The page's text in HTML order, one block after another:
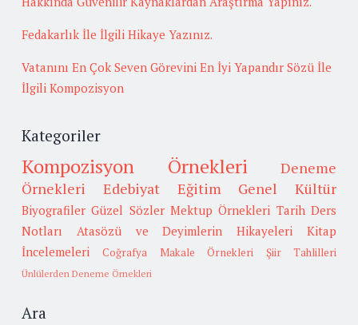
Fedakarlık İle İlgili Hikaye Yazınız.
Vatanını En Çok Seven Görevini En İyi Yapandır Sözü İle
İlgili Kompozisyon
Kategoriler
Kompozisyon Örnekleri
Deneme
Örnekleri
Edebiyat Eğitim Genel Kültür
Biyografiler Güzel Sözler Mektup Örnekleri Tarih Ders
Notları
Atasözü ve Deyimlerin Hikayeleri
Kitap
İncelemeleri
Coğrafya Makale Örnekleri Şiir Tahlilleri
Ünlülerden Deneme Örnekleri
Ara